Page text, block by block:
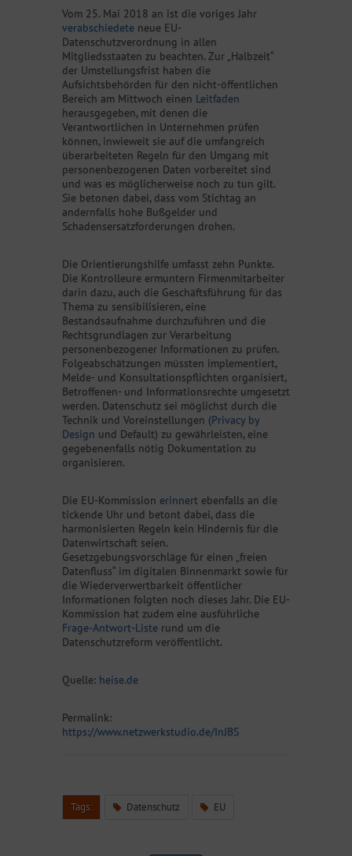
Vom 25. Mai 2018 an ist die voriges Jahr
verabschiedete neue EU-
Datenschutzverordnung in allen
Mitgliedsstaaten zu beachten. Zur „Halbzeit“
der Umstellungsfrist haben die
Aufsichtsbehörden für den nicht-öffentlichen
Bereich am Mittwoch einen Leitfaden
herausgegeben, mit denen die
Verantwortlichen in Unternehmen prüfen
können, inwieweit sie auf die umfangreich
überarbeiteten Regeln für den Umgang mit
personenbezogenen Daten vorbereitet sind
und was es möglicherweise noch zu tun gilt.
Sie betonen dabei, dass vom Stichtag an
andernfalls hohe Bußgelder und
Schadensersatzforderungen drohen.
Die Orientierungshilfe umfasst zehn Punkte.
Die Kontrolleure ermuntern Firmenmitarbeiter
darin dazu, auch die Geschäftsführung für das
Thema zu sensibilisieren, eine
Bestandsaufnahme durchzuführen und die
Rechtsgrundlagen zur Verarbeitung
personenbezogener Informationen zu prüfen.
Folgeabschätzungen müssten implementiert,
Melde- und Konsultationspflichten organisiert,
Betroffenen- und Informationsrechte umgesetzt
werden. Datenschutz sei möglichst durch die
Technik und Voreinstellungen (Privacy by
Design und Default) zu gewährleisten, eine
gegebenenfalls nötig Dokumentation zu
organisieren.
Die EU-Kommission erinnert ebenfalls an die
tickende Uhr und betont dabei, dass die
harmonisierten Regeln kein Hindernis für die
Datenwirtschaft seien.
Gesetzgebungsvorschläge für einen „freien
Datenfluss“ im digitalen Binnenmarkt sowie für
die Wiederverwertbarkeit öffentlicher
Informationen folgten noch dieses Jahr. Die EU-
Kommission hat zudem eine ausführliche
Frage-Antwort-Liste rund um die
Datenschutzreform veröffentlicht.
Quelle: heise.de
Permalink:
https://www.netzwerkstudio.de/InJBS
Tags: Datenschutz EU